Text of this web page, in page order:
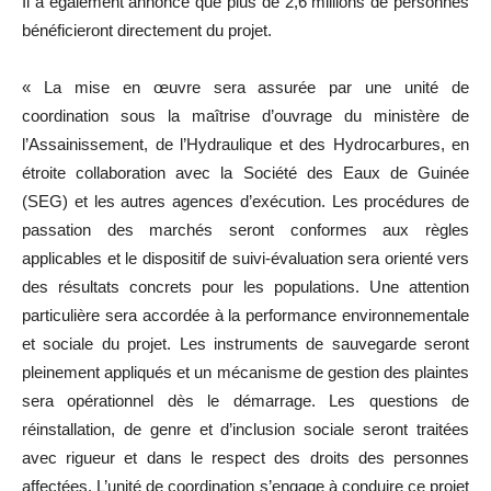
bénéficieront directement du projet.
« La mise en œuvre sera assurée par une unité de
coordination sous la maîtrise d’ouvrage du ministère de
l’Assainissement, de l’Hydraulique et des Hydrocarbures, en
étroite collaboration avec la Société des Eaux de Guinée
(SEG) et les autres agences d’exécution. Les procédures de
passation des marchés seront conformes aux règles
applicables et le dispositif de suivi-évaluation sera orienté vers
des résultats concrets pour les populations. Une attention
particulière sera accordée à la performance environnementale
et sociale du projet. Les instruments de sauvegarde seront
pleinement appliqués et un mécanisme de gestion des plaintes
sera opérationnel dès le démarrage. Les questions de
réinstallation, de genre et d’inclusion sociale seront traitées
avec rigueur et dans le respect des droits des personnes
affectées. L’unité de coordination s’engage à conduire ce projet